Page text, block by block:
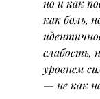
но и как
как боль,
слабость,
уровнем
— не как